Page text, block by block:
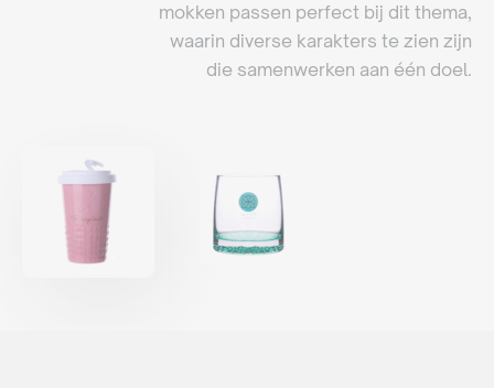
mokken passen perfect bij dit thema,
waarin diverse karakters te zien zijn
die samenwerken aan één doel.